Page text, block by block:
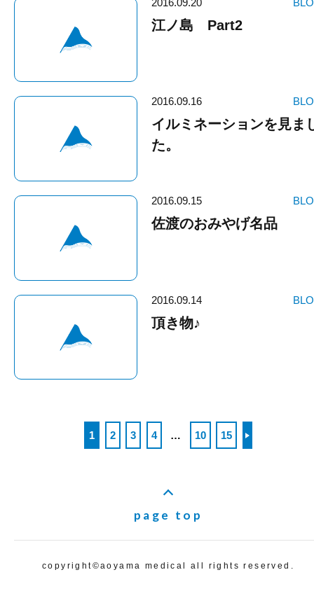
江ノ島 Part2
2016.09.16
イルミネーションを見ま
た。
2016.09.15
佐渡のおみやげ名品
2016.09.14
頂き物♪
1 2 3 4 10 15
page top
copyright©️aoyama medical all rights reserved.